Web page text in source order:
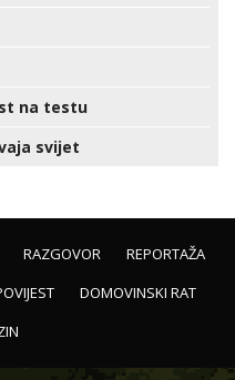
na testu
svijet
RAZGOVOR
REPORTAŽA
DOMOVINSKI RAT